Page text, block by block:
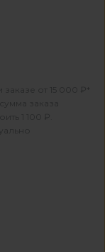
от 15 000 ₽*
заказа
1 100 ₽.